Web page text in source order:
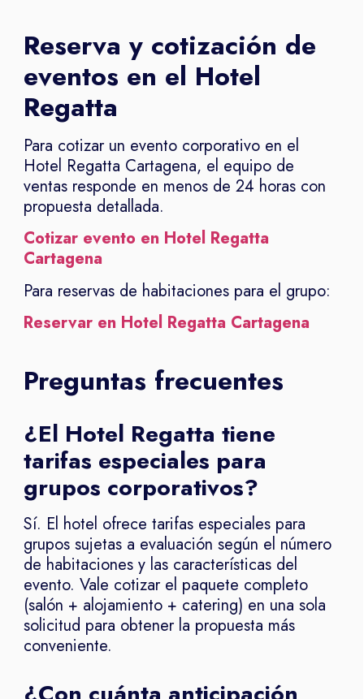
Reserva y cotización de
eventos en el Hotel
Regatta
Para cotizar un evento corporativo en el
Hotel Regatta Cartagena, el equipo de
ventas responde en menos de 24 horas con
propuesta detallada.
Cotizar evento en Hotel Regatta
Cartagena
Para reservas de habitaciones para el grupo:
Reservar en Hotel Regatta Cartagena
Preguntas frecuentes
¿El Hotel Regatta tiene
tarifas especiales para
grupos corporativos?
Sí. El hotel ofrece tarifas especiales para
grupos sujetas a evaluación según el número
de habitaciones y las características del
evento. Vale cotizar el paquete completo
(salón + alojamiento + catering) en una sola
solicitud para obtener la propuesta más
conveniente.